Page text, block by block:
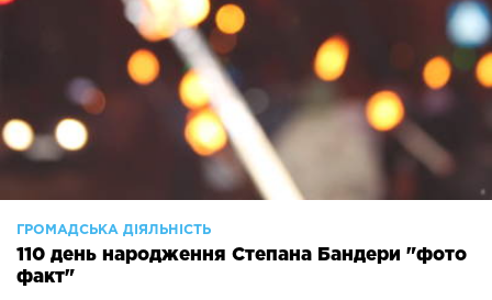
ГРОМАДСЬКА ДІЯЛЬНІСТЬ
110 день народження Степана Бандери "фото
факт"